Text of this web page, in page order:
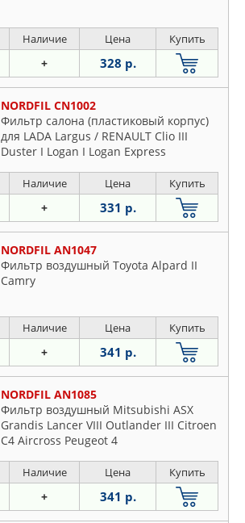
Наличие Цена Купить
+ 328 р.
NORDFIL CN1002
Фильтр салона (пластиковый корпус)
для LADA Largus / RENAULT Clio III
Duster I Logan I Logan Express
Наличие Цена Купить
+ 331 р.
NORDFIL AN1047
Фильтр воздушный Toyota Alpard II
Camry
Наличие Цена Купить
+ 341 р.
NORDFIL AN1085
Фильтр воздушный Mitsubishi ASX
Grandis Lancer VIII Outlander III Citroen
C4 Aircross Peugeot 4
Наличие Цена Купить
+ 341 р.